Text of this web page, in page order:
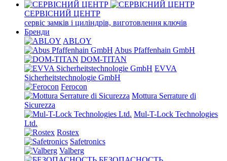
СЕРВІСНИЙ ЦЕНТР
сервіс замків і циліндрів, виготовлення ключів
Бренди
ABLOY
Abus Pfaffenhain GmbH
DOM-TITAN
EVVA
Sicherheitstechnologie GmbH
Ferocon
Mottura Serrature di
Sicurezza
Mul-T-Lock Technologies
Ltd.
Rostex
Safetronics
Valberg